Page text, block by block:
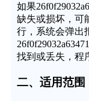
如果
缺失或损坏，可
行，系统会弹出
找到或丢失，程
二、适用范围